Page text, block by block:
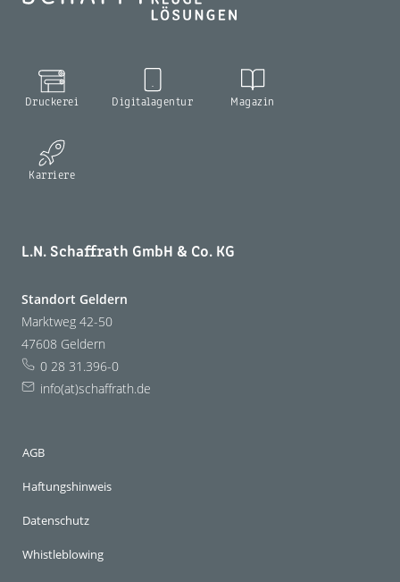
Druckerei Digitalagentur Magazin
Karriere
L.N. Schaffrath GmbH & Co. KG
Standort Geldern
Marktweg 42-50
47608 Geldern
0 28 31.396-0
info(at)schaffrath.de
AGB
Haftungshinweis
Datenschutz
Whistleblowing